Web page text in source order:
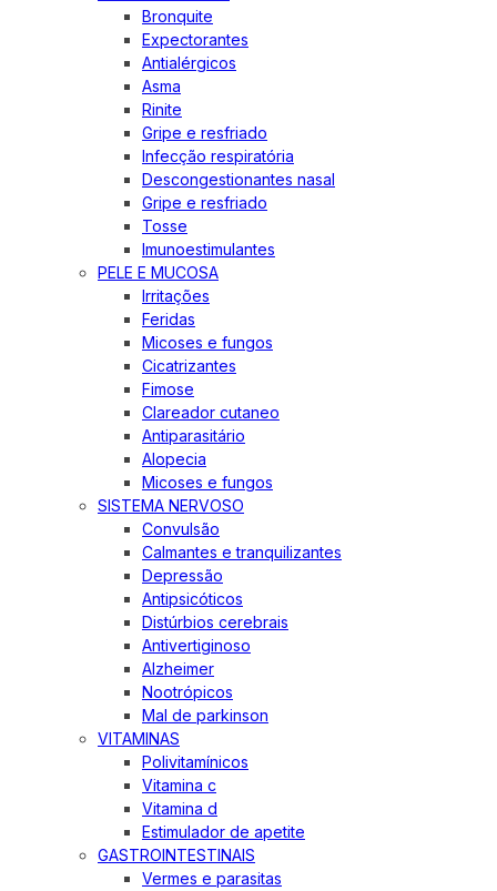
Bronquite
Expectorantes
Antialérgicos
Asma
Rinite
Gripe e resfriado
Infecção respiratória
Descongestionantes nasal
Gripe e resfriado
Tosse
Imunoestimulantes
PELE E MUCOSA
Irritações
Feridas
Micoses e fungos
Cicatrizantes
Fimose
Clareador cutaneo
Antiparasitário
Alopecia
Micoses e fungos
SISTEMA NERVOSO
Convulsão
Calmantes e tranquilizantes
Depressão
Antipsicóticos
Distúrbios cerebrais
Antivertiginoso
Alzheimer
Nootrópicos
Mal de parkinson
VITAMINAS
Polivitamínicos
Vitamina c
Vitamina d
Estimulador de apetite
GASTROINTESTINAIS
Vermes e parasitas